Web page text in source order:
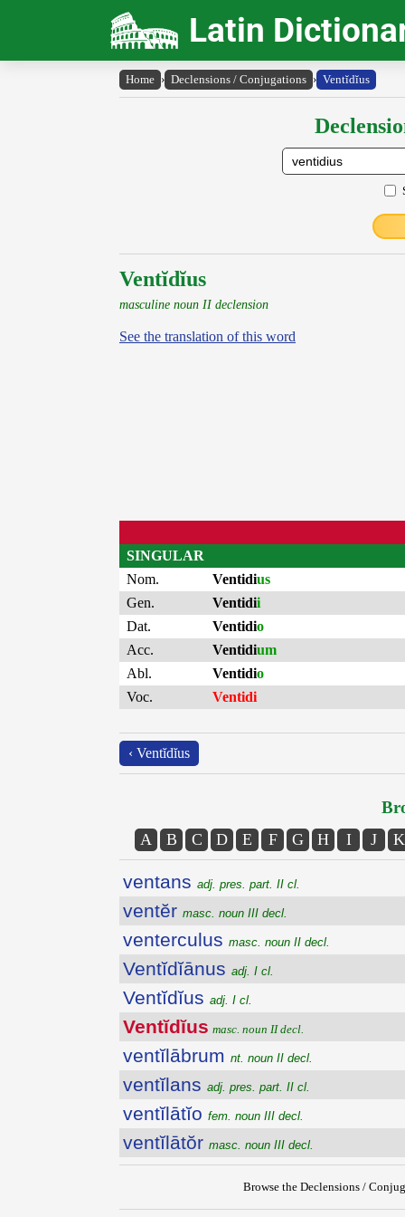
Latin
Home › Declensions / Conjugations › Ventĭdĭus
Ventĭdĭus
masculine noun II declension
See the translation of this word
SINGULAR
Nom.
Ventidius
Gen.
Ventidii
Dat.
Ventidio
Acc.
Ventidium
Abl.
Ventidio
Voc.
Ventidi
‹ Ventĭdĭus
A B C D E F G H I J K
ventans adj. pres. part. II cl.
ventĕr masc. noun III decl.
venterculus masc. noun II decl.
Ventĭdĭānus adj. I cl.
Ventĭdĭus adj. I cl.
Ventĭdĭus masc. noun II decl.
ventĭlābrum nt. noun II decl.
ventĭlans adj. pres. part. II cl.
ventĭlātĭo fem. noun III decl.
ventĭlātŏr masc. noun III decl.
Browse the Declensions /